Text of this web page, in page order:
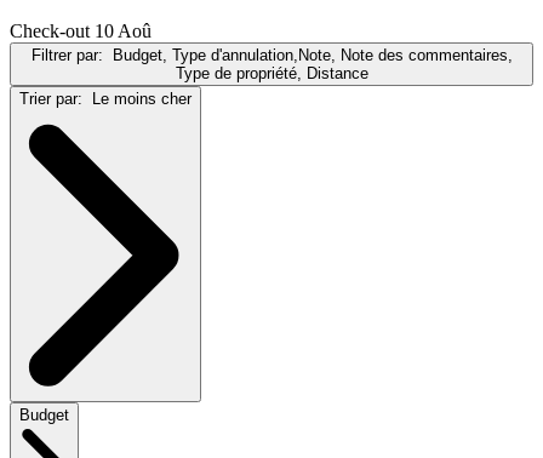
Check-out 10 Aoû
Filtrer par:
Budget, Type d'annulation,Note, Note des commentaires,
Type de propriété, Distance
Trier par:
Le moins cher
Budget